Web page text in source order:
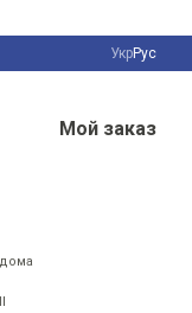
УкрРус
Мой заказ